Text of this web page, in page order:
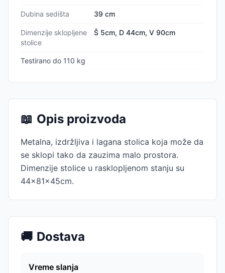
Dubina sedišta 39 cm
Dimenzije sklopljene
stolice
Š 5cm, D 44cm, V 90cm
Testirano do 110 kg
📖 Opis proizvoda
Metalna, izdržljiva i lagana stolica koja može da
se sklopi tako da zauzima malo prostora.
Dimenzije stolice u rasklopljenom stanju su
44x81x45cm.
🚚 Dostava
Vreme slanja